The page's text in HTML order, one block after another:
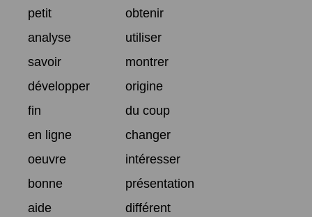
petit
obtenir
analyse
utiliser
savoir
montrer
développer
origine
fin
du coup
en ligne
changer
oeuvre
intéresser
bonne
présentation
aide
différent